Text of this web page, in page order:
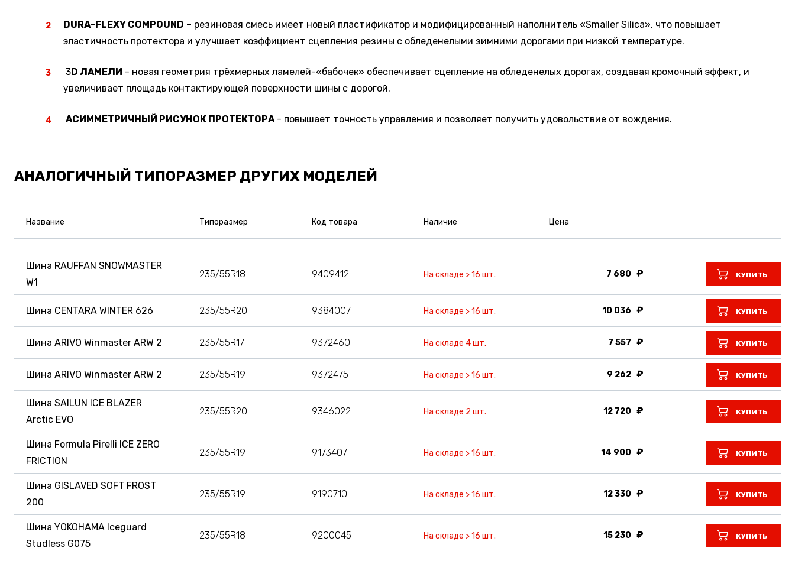
DURA-FLEXY COMPOUND – резиновая смесь имеет новый пластификатор и модифицированный наполнитель «Smaller Silica», что повышает
эластичность протектора и улучшает коэффициент сцепления резины с обледенелыми зимними дорогами при низкой температуре.
3D ЛАМЕЛИ – новая геометрия трёхмерных ламелей-«бабочек» обеспечивает сцепление на обледенелых дорогах, создавая кромочный эффект, и
увеличивает площадь контактирующей поверхности шины с дорогой.
АСИММЕТРИЧНЫЙ РИСУНОК ПРОТЕКТОРА - повышает точность управления и позволяет получить удовольствие от вождения.
АНАЛОГИЧНЫЙ ТИПОРАЗМЕР ДРУГИХ МОДЕЛЕЙ
Название Типоразмер Код товара Наличие Цена
Шина RAUFFAN SNOWMASTER
W1
235/55R18 9409412 На складе > 16 шт. 7 680 КУПИТЬ
Шина CENTARA WINTER 626 235/55R20 9384007 На складе > 16 шт. 10 036 КУПИТЬ
Шина ARIVO Winmaster ARW 2 235/55R17 9372460 На складе 4 шт. 7 557 КУПИТЬ
Шина ARIVO Winmaster ARW 2 235/55R19 9372475 На складе > 16 шт. 9 262 КУПИТЬ
Шина SAILUN ICE BLAZER
Arctic EVO
235/55R20 9346022 На складе 2 шт. 12 720 КУПИТЬ
Шина Formula Pirelli ICE ZERO
FRICTION
235/55R19 9173407 На складе > 16 шт. 14 900 КУПИТЬ
Шина GISLAVED SOFT FROST
200
235/55R19 9190710 На складе > 16 шт. 12 330 КУПИТЬ
Шина YOKOHAMA Iceguard
Studless G075
235/55R18 9200045 На складе > 16 шт. 15 230 КУПИТЬ